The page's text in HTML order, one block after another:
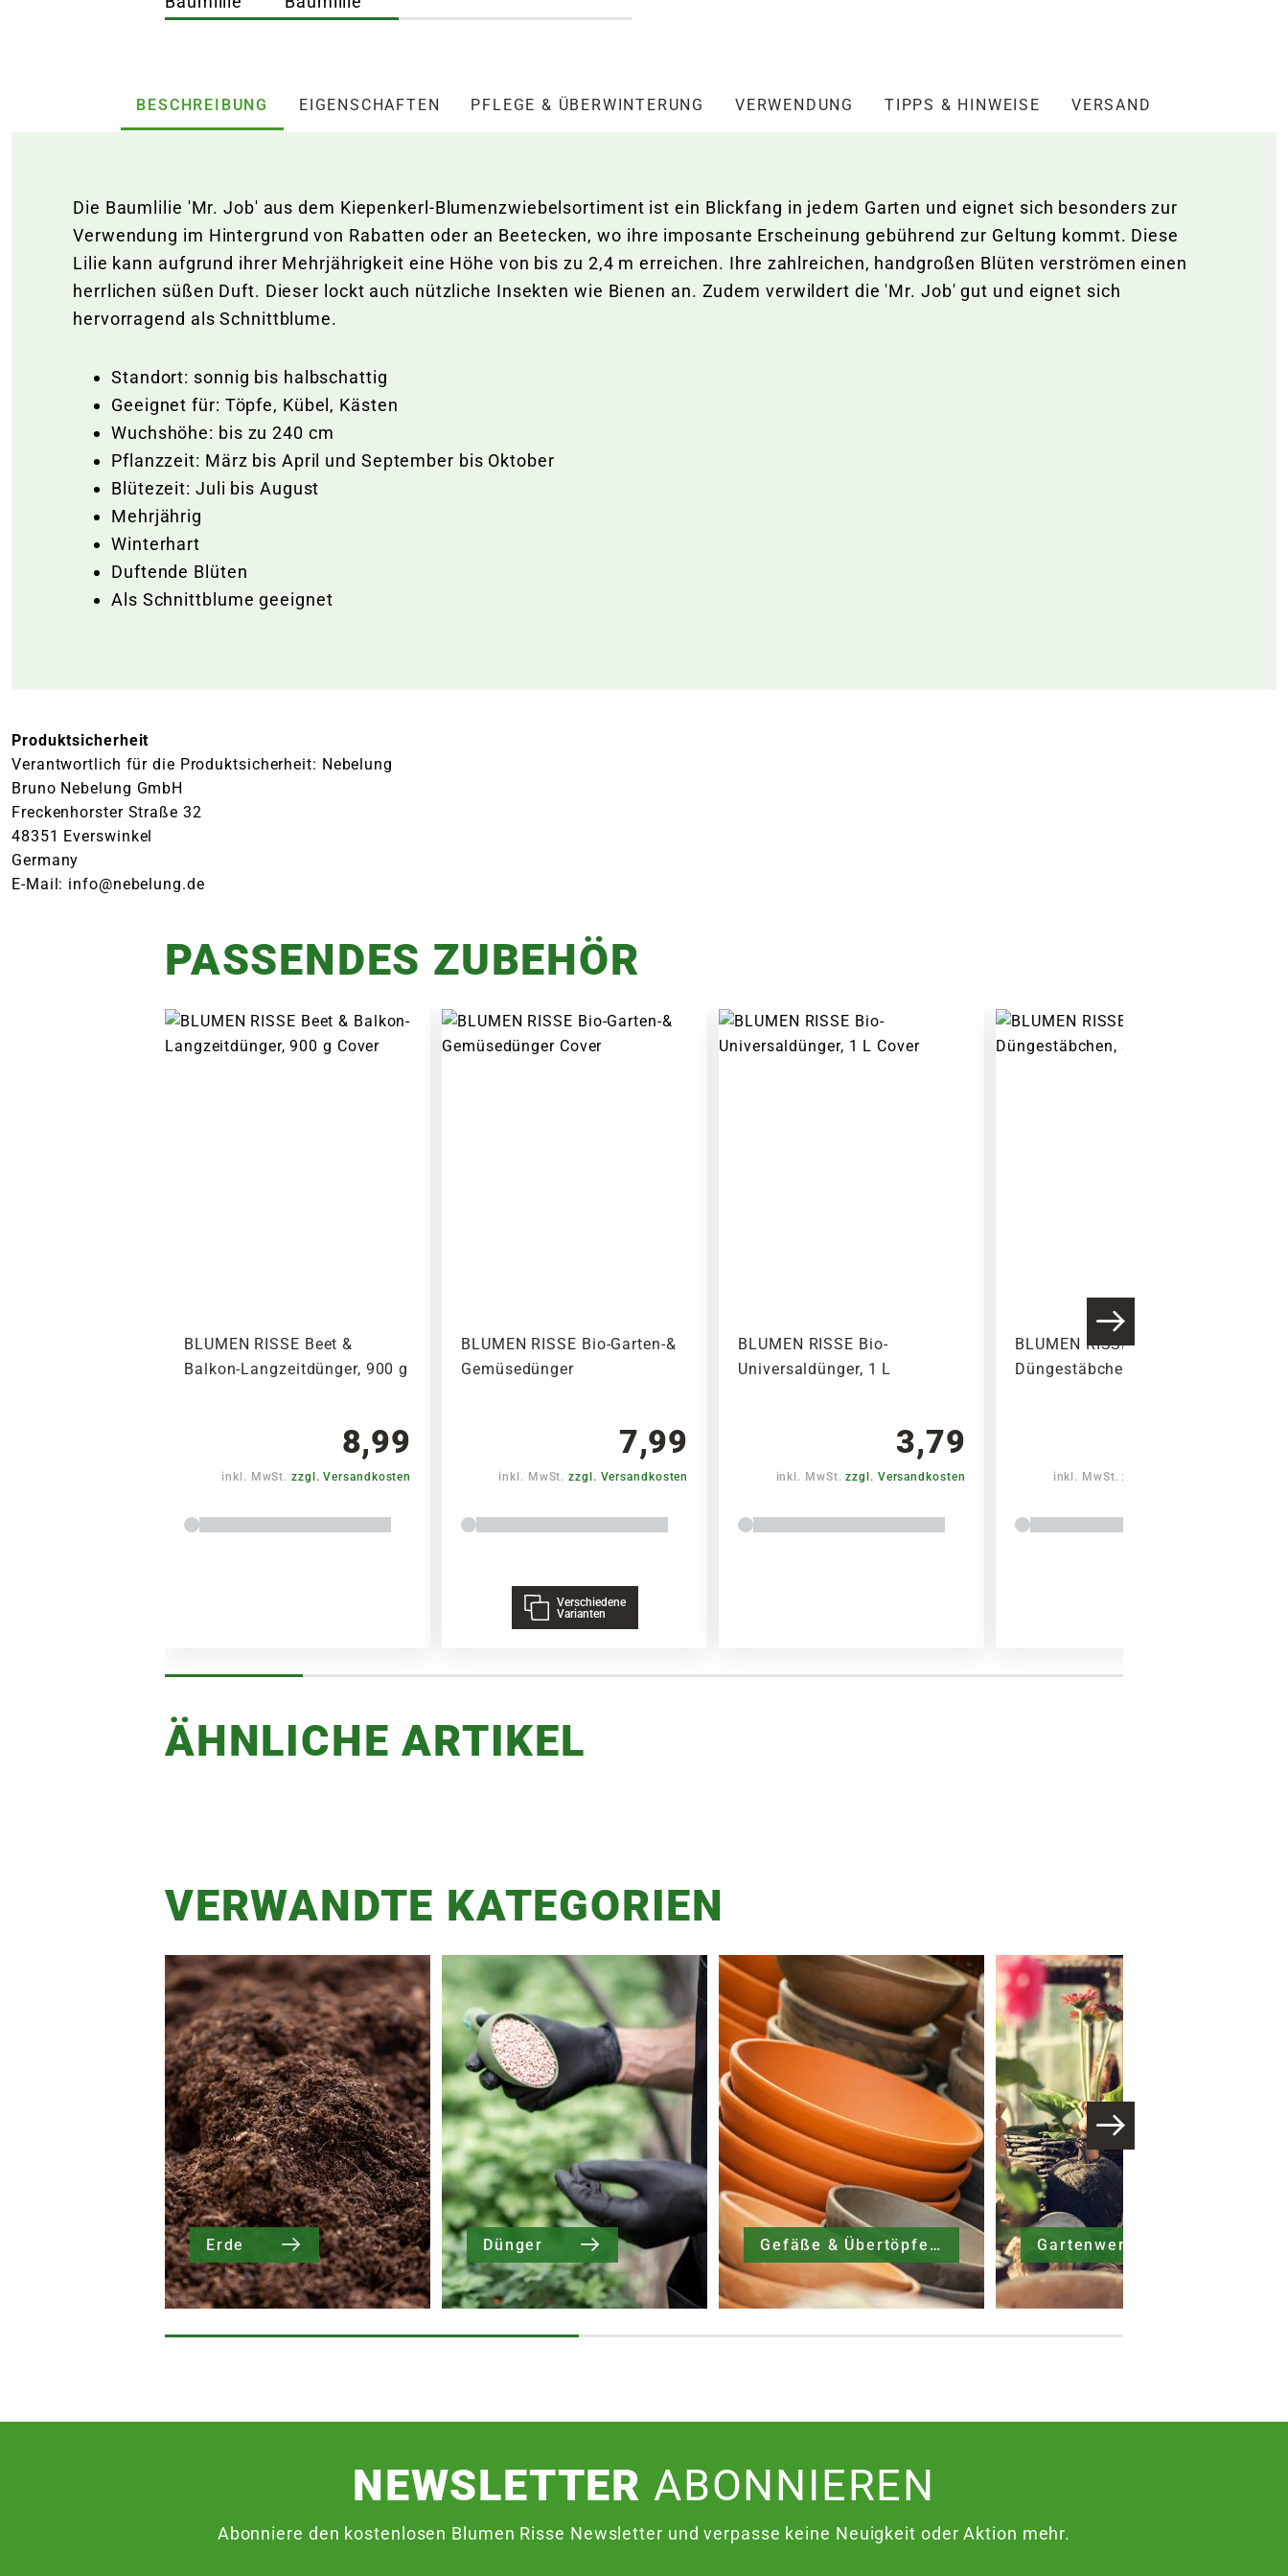
BESCHREIBUNG EIGENSCHAFTEN PFLEGE & ÜBERWINTERUNG VERWENDUNG TIPPS & HINWEISE VERSAND
Die Baumlilie 'Mr. Job' aus dem Kiepenkerl-Blumenzwiebelsortiment ist ein Blickfang in jedem Garten und eignet sich besonders zur
Verwendung im Hintergrund von Rabatten oder an Beetecken, wo ihre imposante Erscheinung gebührend zur Geltung kommt. Diese
Lilie kann aufgrund ihrer Mehrjährigkeit eine Höhe von bis zu 2,4 m erreichen. Ihre zahlreichen, handgroßen Blüten verströmen einen
herrlichen süßen Duft. Dieser lockt auch nützliche Insekten wie Bienen an. Zudem verwildert die 'Mr. Job' gut und eignet sich
hervorragend als Schnittblume.
Standort: sonnig bis halbschattig
Geeignet für: Töpfe, Kübel, Kästen
Wuchshöhe: bis zu 240 cm
Pflanzzeit: März bis April und September bis Oktober
Blütezeit: Juli bis August
Mehrjährig
Winterhart
Duftende Blüten
Als Schnittblume geeignet
Produktsicherheit
Verantwortlich für die Produktsicherheit: Nebelung
Bruno Nebelung GmbH
Freckenhorster Straße 32
48351 Everswinkel
Germany
E-Mail: info@nebelung.de
PASSENDES ZUBEHÖR
BLUMEN RISSE Beet &
Balkon-Langzeitdünger, 900 g
8,99
inkl. MwSt.zzgl. Versandkosten
BLUMEN RISSE Bio-Garten-&
Gemüsedünger
7,99
inkl. MwSt.zzgl. Versandkosten
Verschiedene
Varianten
BLUMEN RISSE Bio-
Universaldünger, 1 L
3,79
inkl. MwSt.zzgl. Versandkosten
BLUMEN RISSE Blühpflanzen-
Düngestäbchen, 30 Stück
inkl. MwSt.zzgl. Versandkosten
ÄHNLICHE ARTIKEL
VERWANDTE KATEGORIEN
Erde Dünger Gefäße & Übertöpfe
NEWSLETTER ABONNIEREN
Abonniere den kostenlosen Blumen Risse Newsletter und verpasse keine Neuigkeit oder Aktion mehr.